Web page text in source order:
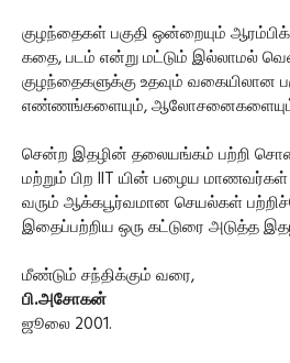
குழந்தைகள் பகுதி ஒன்றையும்
கதை, படம் என்று மட்டும் இல்லாமல்
குழந்தைகளுக்கு உதவும் வகையிலான
எண்ணங்களையும், ஆலோசனைகளையும்
சென்ற இதழின் தலையங்கம் பற்றி
மற்றும் பிற IIT யின் பழைய மாணவர்கள்
வரும் ஆக்கபூர்வமான செயல்கள்
இதைப்பற்றிய ஒரு கட்டுரை அடுத்த
மீண்டும் சந்திக்கும் வரை,
பி.அசோகன்
ஜூலை 2001.